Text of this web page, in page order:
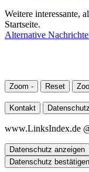
Weitere interessante,
Startseite.
Alternative
Zoom - Reset
Kontakt Datenschutz
www.LinksIndex.de
Datenschutz anzeigen
Datenschutz bestätigen